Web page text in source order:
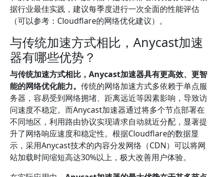
据行业最佳实践，建议每季度进行一次全面的性能评估
（可以参考：Cloudflare的网络优化建议）。
与传统加速方式相比，Anycast加速
器有哪些优势？
与传统加速方式相比，Anycast加速器具有更高效、更智
能的网络优化能力。 传统的网络加速方式多依赖于单点服
务器，容易受到网络拥堵、距离远近等因素影响，导致访
问速度不稳定。而Anycast加速器通过将多个节点部署在
不同地区，利用路由协议实现请求自动就近分配，显著提
升了网络响应速度和稳定性。根据Cloudflare的数据显
示，采用Anycast技术的内容分发网络（CDN）可以将网
站加载时间缩短高达30%以上，极大改善用户体验。